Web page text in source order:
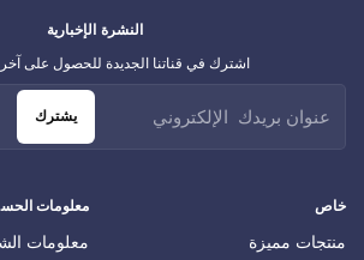
خاص
منتجات مميزة
معلومات
معلومات
النشرة الإخبارية
اشترك في قناتنا الجديدة للحصول على آخر
يشترك